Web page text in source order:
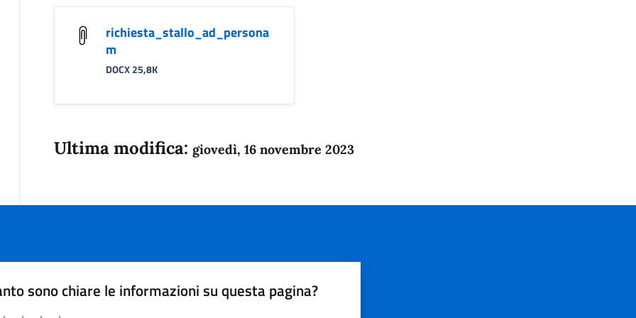
richiesta_stallo_ad_persona
m
DOCX 25,8K
Ultima modifica: giovedì, 16 novembre 2023
sono chiare le informazioni su questa pagina?